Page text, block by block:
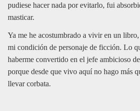
pudiese hacer nada por evitarlo, fui
masticar.
Ya me he acostumbrado a vivir en un
mi condición de personaje de ficción. Lo
haberme convertido en el jefe ambicioso
porque desde que vivo aquí no hago más
llevar corbata.